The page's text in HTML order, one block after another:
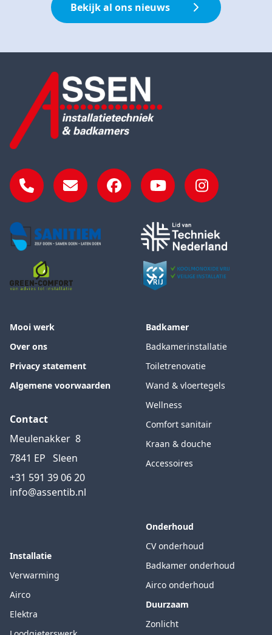
Bekijk al ons nieuws
Telefoon E-mail FacebookYouTube Instagram
Mooi werk
Over ons
Privacy statement
Algemene voorwaarden
Contact
Meulenakker 8
7841 EP Sleen
+31 591 39 06 20
info@assentib.nl
Installatie
Verwarming
Airco
Elektra
Badkamer
Badkamerinstallatie
Toiletrenovatie
Wand & vloertegels
Wellness
Comfort sanitair
Kraan & douche
Accessoires
Onderhoud
CV onderhoud
Badkamer onderhoud
Airco onderhoud
Duurzaam
Zonlicht